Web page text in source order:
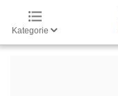
Kategorie